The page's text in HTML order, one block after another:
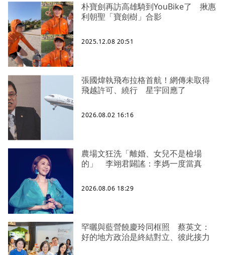
朴寶劍再訪高雄騎到YouBike了 揪惠
利朝聖「寶劍樹」合影
2025.12.08 20:51
張國煒執飛布拉格首航！網傳未取得
飛越許可、繞行 星宇回應了
2026.08.02 16:16
農場文狂洗「離婚、女兒不是檢場
的」 李翊君闢謠：李媽一度當真
2026.08.06 18:29
罕曬與藍營饒慶玲同框照 蔡英文：
好的地方政治是終結對立、彼此接力